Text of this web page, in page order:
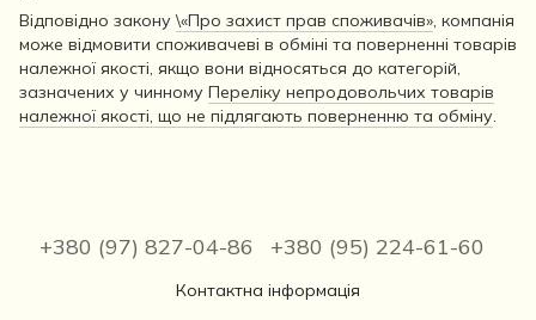
Відповідно закону\«Про захист прав споживачів», компанія
може відмовити споживачеві в обміні та поверненні товарів
належної якості, якщо вони відносяться до категорій,
зазначених у чинному Переліку непродовольчих товарів
належної якості, що не підлягають поверненню та обміну.
+380 (97) 827-04-86 +380 (95) 224-61-60
Контактна інформація